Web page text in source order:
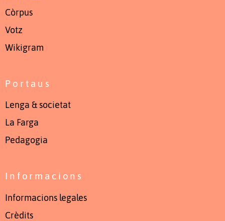
Còrpus
Votz
Wikigram
Portaus
Lenga & societat
La Farga
Pedagogia
Informacions
Informacions legales
Crèdits